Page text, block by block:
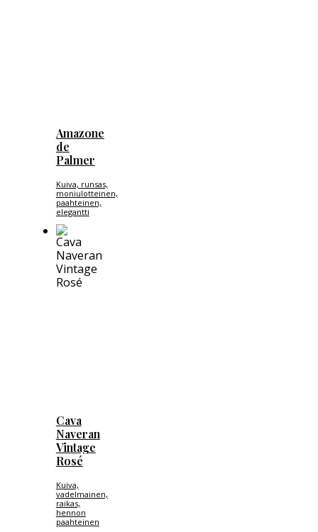
Amazone
de
Palmer
Kuiva, runsas,
moniulotteinen,
paahteinen,
elegantti
Cava
Naveran
Vintage
Rosé
Kuiva,
vadelmainen,
raikas,
hennon
paahteinen